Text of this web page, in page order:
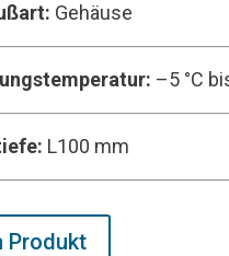
Gehäuse
–5 °C
L100 mm
Produkt